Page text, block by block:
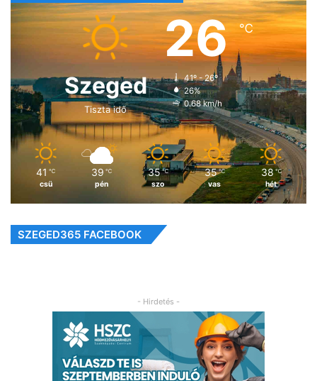
Szeged
Tiszta idő
26℃
41º - 26º
26%
0.68 km/h
41 ℃
csü
39 ℃
pén
35 ℃
szo
35 ℃
vas
38 ℃
hét
SZEGED365 FACEBOOK
- Hirdetés -